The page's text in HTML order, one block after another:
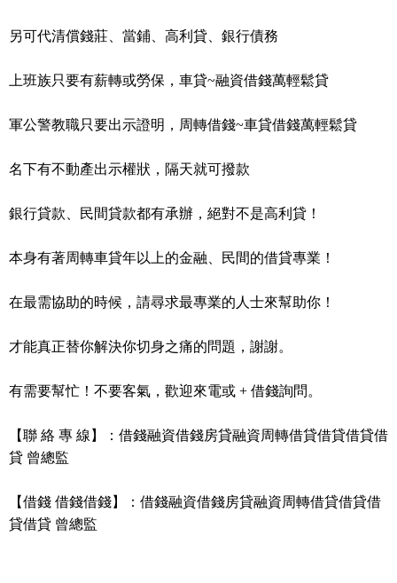
另可代清償錢莊、當鋪、高利貸、銀行債務
上班族只要有薪轉或勞保，車貸~融資借錢萬輕鬆貸
軍公警教職只要出示證明，周轉借錢~車貸借錢萬輕鬆貸
名下有不動產出示權狀，隔天就可撥款
銀行貸款、民間貸款都有承辦，絕對不是高利貸！
本身有著周轉車貸年以上的金融、民間的借貸專業！
在最需協助的時候，請尋求最專業的人士來幫助你！
才能真正替你解決你切身之痛的問題，謝謝。
有需要幫忙！不要客氣，歡迎來電或 + 借錢詢問。
【聯 絡 專 線】：借錢融資借錢房貸融資周轉借貸借貸借貸借
貸 曾總監
【借錢 借錢借錢】：借錢融資借錢房貸融資周轉借貸借貸借
貸借貸 曾總監